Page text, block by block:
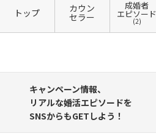
トップ カウン
セラー
成婚者
エピソード
(2)
キャンペーン情報、
リアルな婚活エピソードを
SNSからもGETしよう！